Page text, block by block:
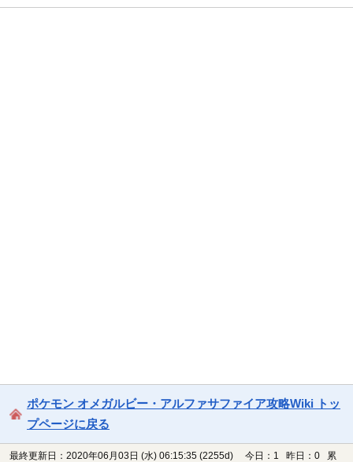
ポケモン オメガルビー・アルファサファイア攻略Wiki トッ
プページに戻る
最終更新日：2020年06月03日 (水) 06:15:35 (2255d)
今日：1 昨日：0 累